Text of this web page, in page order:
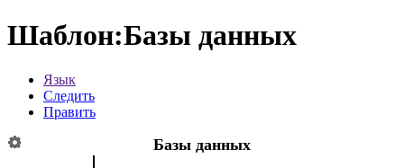
Шаблон:Базы данных
Язык
Следить
Править
Базы данных